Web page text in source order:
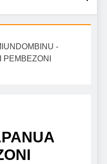
burudani kwa Kiswahili,
-